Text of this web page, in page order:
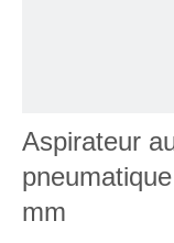
Aspirateur
mm